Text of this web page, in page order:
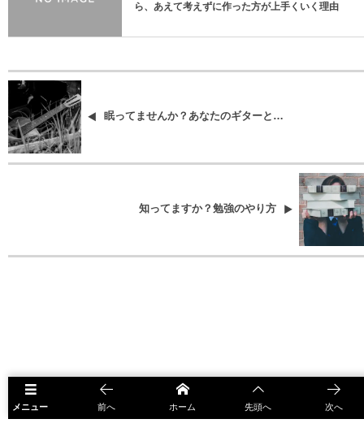
ら、あえて考えずに作った方が上手くいく理由
眠ってませんか？あなたのギターと…
知ってますか？勉強のやり方
メニュー 前へ ホーム 先頭へ 次へ